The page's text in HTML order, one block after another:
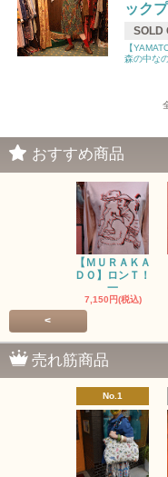
ック
SOLD
【
森の中な
おすすめ商品
【ＭＵＲＡＫＡ
ＤＯ】ロンＴ！
一
7,150円(税込)
<
売れ筋商品
No.1